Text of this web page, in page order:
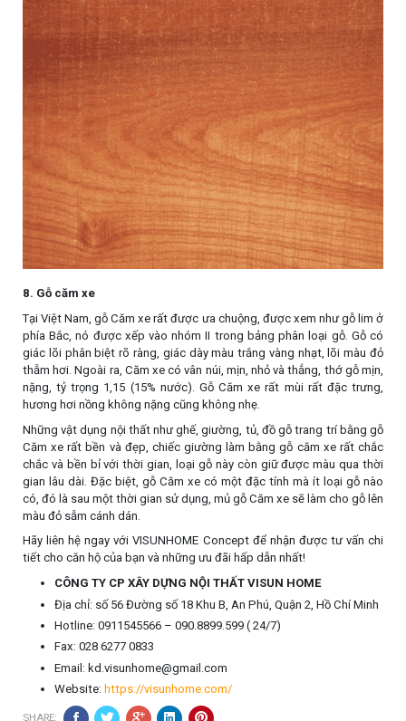
8. Gỗ căm xe
Tại Việt Nam, gỗ Căm xe rất được ưa chuộng, được xem như gỗ lim ở
phía Bắc, nó được xếp vào nhóm II trong bảng phân loại gỗ. Gỗ có
giác lõi phân biệt rõ ràng, giác dày màu trắng vàng nhạt, lõi màu đỏ
thẫm hơi. Ngoài ra, Căm xe có vân núi, mịn, nhỏ và thẳng, thớ gỗ mịn,
nặng, tỷ trọng 1,15 (15% nước). Gỗ Căm xe rất mùi rất đặc trưng,
hương hơi nồng không nặng cũng không nhẹ.
Những vật dụng nội thất như ghế, giường, tủ, đồ gỗ trang trí bằng gỗ
Căm xe rất bền và đẹp, chiếc giường làm bằng gỗ căm xe rất chắc
chắc và bền bỉ với thời gian, loại gỗ này còn giữ được màu qua thời
gian lâu dài. Đặc biệt, gỗ Căm xe có một đặc tính mà ít loại gỗ nào
có, đó là sau một thời gian sử dụng, mủ gỗ Căm xe sẽ làm cho gỗ lên
màu đỏ sẫm cánh dán.
Hãy liên hệ ngay với VISUNHOME Concept để nhận được tư vấn chi
tiết cho căn hộ của bạn và những ưu đãi hấp dẫn nhất!
CÔNG TY CP XÂY DỰNG NỘI THẤT VISUN HOME
Địa chỉ: số 56 Đường số 18 Khu B, An Phú, Quận 2, Hồ Chí Minh
Hotline: 0911545566 – 090.8899.599 ( 24/7)
Fax: 028 6277 0833
Email: kd.visunhome@gmail.com
Website: https://visunhome.com/
SHARE: